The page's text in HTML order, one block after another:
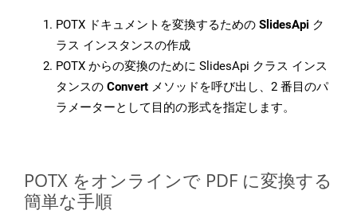
POTX ドキュメントを変換するための SlidesApi ク
ラス インスタンスの作成
POTX からの変換のために SlidesApi クラス インス
タンスの Convert メソッドを呼び出し、2 番目のパ
ラメーターとして目的の形式を指定します。
POTX をオンラインで PDF に変換する
簡単な手順